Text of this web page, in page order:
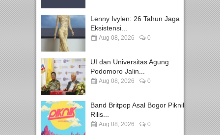
Lenny Ivylen: 26 Tahun Jaga
Eksistensi...
Aug 08, 2026 0
UI dan Universitas Agung
Podomoro Jalin...
Aug 08, 2026 0
Band Britpop Asal Bogor Piknik
Rilis...
Aug 08, 2026 0